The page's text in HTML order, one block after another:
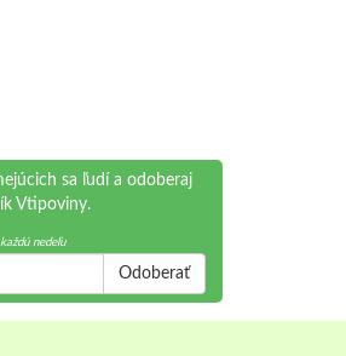
sa ľudí a odoberaj
Vtipoviny.
nedeľu
Odoberať